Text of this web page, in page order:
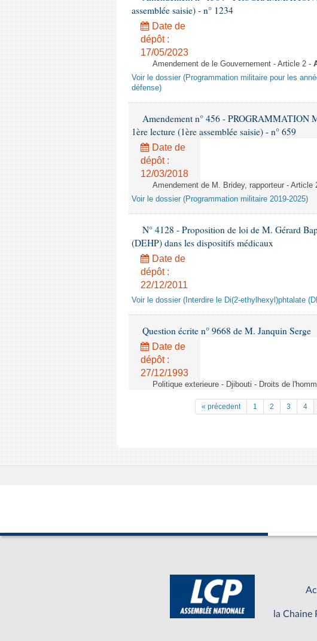
assemblée saisie) - n° 1234
Date de
dépôt :
17/05/2023
Amendement de le Gouvernement - Article 2 -
Voir le dossier (Programmation militaire pour les
défense)
Amendement n° 456 -
1ère lecture (1ère assemblée saisie) - n° 659
Date de
dépôt :
12/03/2018
Amendement de M. Bridey, rapporteur - Article
Voir le dossier (Programmation militaire 2019-2025)
N° 4128 - Proposition de loi de M. Gérard
(DEHP) dans les dispositifs médicaux
Date de
dépôt :
22/12/2011
Voir le dossier (Interdire le Di(2-ethylhexyl)phtalate
Question écrite n° 9668 de M. Janquin Serge
Date de
dépôt :
27/12/1993
Politique exterieure - Djibouti - Droits de
« précedent 1 2 3 4
la Chaine